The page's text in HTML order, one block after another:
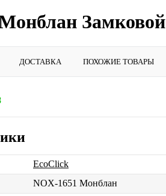
Замковой
ДОСТАВКА ПОХОЖИЕ ТОВАРЫ
EcoClick
NOX-1651 Монблан